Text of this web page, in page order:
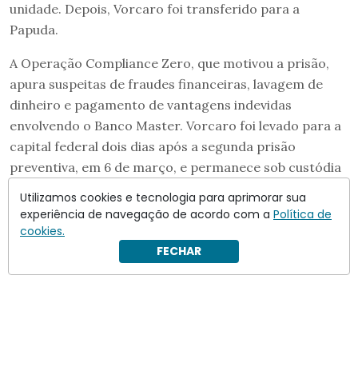
unidade. Depois, Vorcaro foi transferido para a
Papuda.
A Operação Compliance Zero, que motivou a prisão,
apura suspeitas de fraudes financeiras, lavagem de
dinheiro e pagamento de vantagens indevidas
envolvendo o Banco Master. Vorcaro foi levado para a
capital federal dois dias após a segunda prisão
preventiva, em 6 de março, e permanece sob custódia
Utilizamos cookies e tecnologia para aprimorar sua
experiência de navegação de acordo com a Política de
cookies.
FECHAR